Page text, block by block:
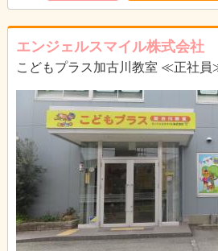
・食べ物に関心を持ち、感謝し、食事
【保育方針】
◎乳児クラスは、ゆるやかな育児担当制
わる保育を行う。
◎幼児クラスは異年齢グループでも生活
りの心を育む。
◎開放的な遊びで、のびやかな心が育
する。
◎安田式遊具に親しみ、乳幼児の体力、
に、安全意識も高めていく。
◎良質な玩具、手作りおもちゃなどを使
遊ぶ経験を大切にする。
◎バランスよく和食中心、薄味の献立内
つを毎日手作りする。
◎季節感のある栽培活動をもとに、全年
エンジェルスマイル株式会社
こどもプラス加古川教室 ≪正社